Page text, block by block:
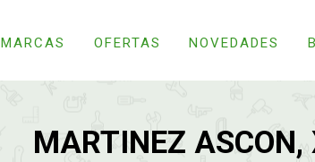
MARCAS OFERTAS NOVEDADES
MARTINEZ ASCON,